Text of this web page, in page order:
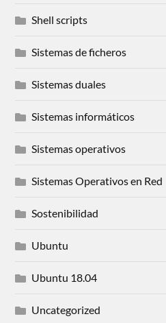
Shell scripts
Sistemas de ficheros
Sistemas duales
Sistemas informáticos
Sistemas operativos
Sistemas Operativos en Red
Sostenibilidad
Ubuntu
Ubuntu 18.04
Uncategorized